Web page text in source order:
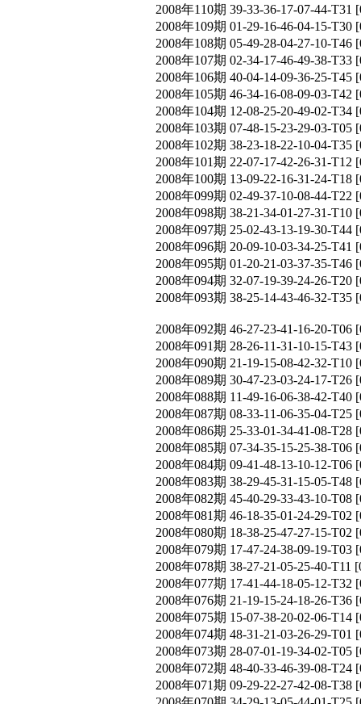
2008年110期 39-33-36-17-07-44-
2008年109期 01-29-16-46-04-15-
2008年108期 05-49-28-04-27-10-
2008年107期 02-34-17-46-49-38-
2008年106期 40-04-14-09-36-25-
2008年105期 46-34-16-08-09-03-
2008年104期 12-08-25-20-49-02-
2008年103期 07-48-15-23-29-03-
2008年102期 38-23-18-22-10-04-
2008年101期 22-07-17-42-26-31-
2008年100期 13-09-22-16-31-24-
2008年099期 02-49-37-10-08-44-
2008年098期 38-21-34-01-27-31-
2008年097期 25-02-43-13-19-30-
2008年096期 20-09-10-03-34-25-
2008年095期 01-20-21-03-37-35-
2008年094期 32-07-19-39-24-26-
2008年093期 38-25-14-43-46-32-
2008年092期 46-27-23-41-16-20-
2008年091期 28-26-11-31-10-15-
2008年090期 21-19-15-08-42-32-
2008年089期 30-47-23-03-24-17-
2008年088期 11-49-16-06-38-42-
2008年087期 08-33-11-06-35-04-
2008年086期 25-33-01-34-41-08-
2008年085期 07-34-35-15-25-38-
2008年084期 09-41-48-13-10-12-
2008年083期 38-29-45-31-15-05-
2008年082期 45-40-29-33-43-10-
2008年081期 46-18-35-01-24-29-
2008年080期 18-38-25-47-27-15-
2008年079期 17-47-24-38-09-19-
2008年078期 38-27-21-05-25-40-
2008年077期 17-41-44-18-05-12-
2008年076期 21-19-15-24-18-26-
2008年075期 15-07-38-20-02-06-
2008年074期 48-31-21-03-26-29-
2008年073期 28-07-01-19-34-02-
2008年072期 48-40-33-46-39-08-
2008年071期 09-29-22-27-42-08-